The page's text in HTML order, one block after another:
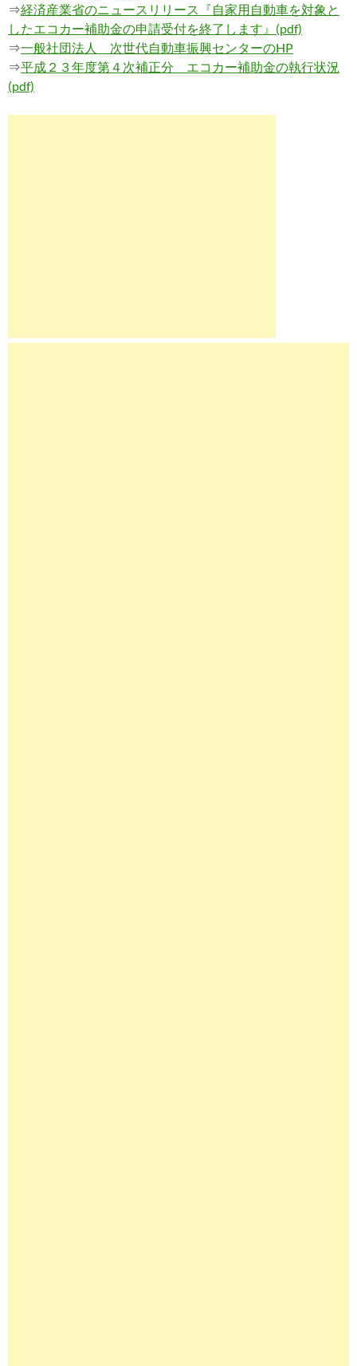
⇒経済産業省のニュースリリース『自家用自動車を対象と
したエコカー補助金の申請受付を終了します』(pdf)
⇒一般社団法人 次世代自動車振興センターのHP
⇒平成２３年度第４次補正分 エコカー補助金の執行状況
(pdf)